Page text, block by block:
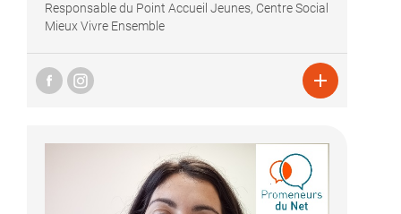
Responsable du Point Accueil Jeunes, Centre Social
Mieux Vivre Ensemble
